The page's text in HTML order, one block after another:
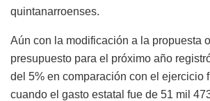
quintanarroenses.
Aún con la modificación a la propuesta
presupuesto para el próximo año
del 5% en comparación con el ejercicio
cuando el gasto estatal fue de 51 mil